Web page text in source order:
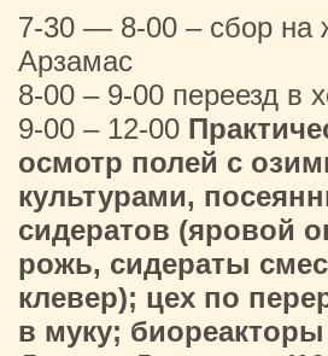
7-30 — 8-00 – сбор на
Арзамас
8-00 – 9-00 переезд в
9-00 – 12-00
осмотр полей с
культурами,
сидератов (яровой
рожь, сидераты
клевер); цех по
в муку;